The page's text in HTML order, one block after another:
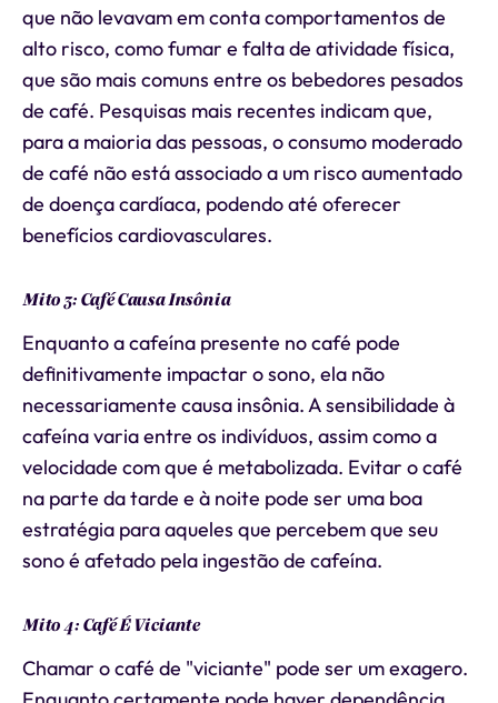
que não levavam em conta comportamentos de
alto risco, como fumar e falta de atividade física,
que são mais comuns entre os bebedores pesados
de café. Pesquisas mais recentes indicam que,
para a maioria das pessoas, o consumo moderado
de café não está associado a um risco aumentado
de doença cardíaca, podendo até oferecer
benefícios cardiovasculares.
Mito 3: Café Causa Insônia
Enquanto a cafeína presente no café pode
definitivamente impactar o sono, ela não
necessariamente causa insônia. A sensibilidade à
cafeína varia entre os indivíduos, assim como a
velocidade com que é metabolizada. Evitar o café
na parte da tarde e à noite pode ser uma boa
estratégia para aqueles que percebem que seu
sono é afetado pela ingestão de cafeína.
Mito 4: Café É Viciante
Chamar o café de "viciante" pode ser um exagero.